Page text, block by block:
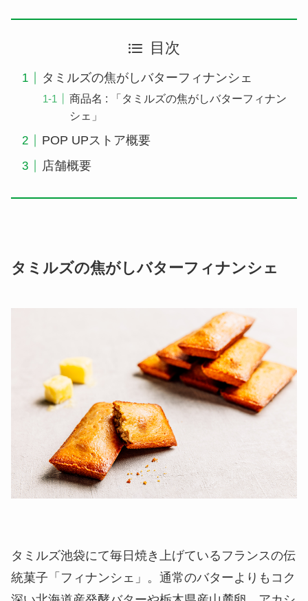
目次
タミルズの焦がしバターフィナンシェ
商品名 : 「タミルズの焦がしバターフィナン
シェ」
POP UPストア概要
店舗概要
タミルズの焦がしバターフィナンシェ
タミルズ池袋にて毎日焼き上げているフランスの伝
統菓子「フィナンシェ」。通常のバターよりもコク